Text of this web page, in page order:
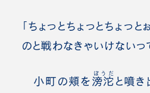
「ちょっとちょっとちょっ
のと戦わなきゃいけないっ
小町の頬を 滂沱
ぼうだ
と噴